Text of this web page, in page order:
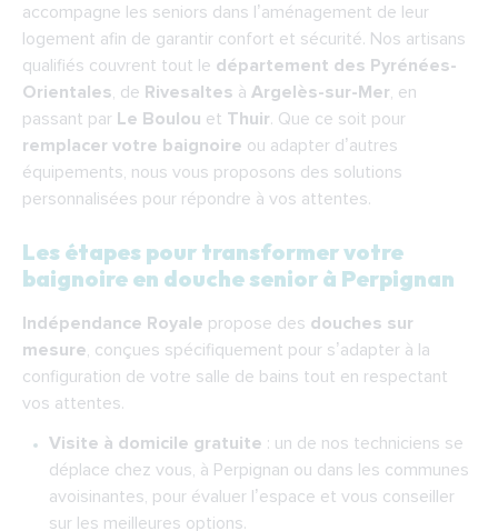
accompagne les seniors dans l’aménagement de leur
logement afin de garantir confort et sécurité. Nos artisans
qualifiés couvrent tout le département des Pyrénées-
Orientales, de Rivesaltes à Argelès-sur-Mer, en
passant par Le Boulou et Thuir. Que ce soit pour
remplacer votre baignoire ou adapter d’autres
équipements, nous vous proposons des solutions
personnalisées pour répondre à vos attentes.
Les étapes pour transformer votre
baignoire en douche senior à Perpignan
Indépendance Royale propose des douches sur
mesure, conçues spécifiquement pour s’adapter à la
configuration de votre salle de bains tout en respectant
vos attentes.
Visite à domicile gratuite : un de nos techniciens se
déplace chez vous, à Perpignan ou dans les communes
avoisinantes, pour évaluer l’espace et vous conseiller
sur les meilleures options.